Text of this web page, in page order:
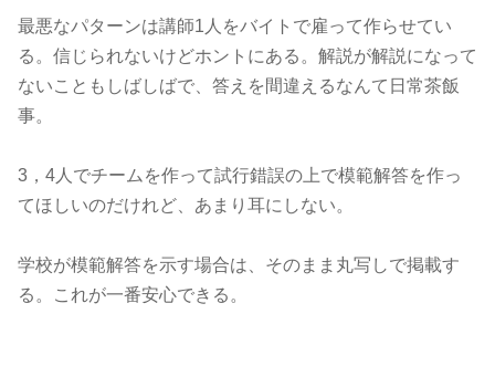
最悪なパターンは講師1人をバイトで雇って作らせてい
る。信じられないけどホントにある。解説が解説になって
ないこともしばしばで、答えを間違えるなんて日常茶飯
事。
3，4人でチームを作って試行錯誤の上で模範解答を作っ
てほしいのだけれど、あまり耳にしない。
学校が模範解答を示す場合は、そのまま丸写しで掲載す
る。これが一番安心できる。